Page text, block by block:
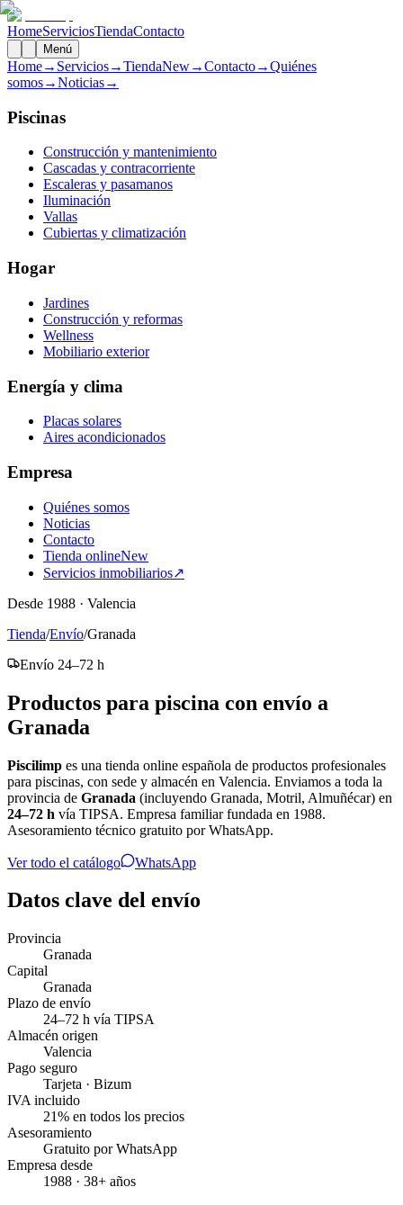
HomeServiciosTiendaContacto
Menú
Home→ Servicios→TiendaNew→Contacto→Quiénes
somos→Noticias→
Piscinas
Construcción y mantenimiento
Cascadas y contracorriente
Escaleras y pasamanos
Iluminación
Vallas
Cubiertas y climatización
Hogar
Jardines
Construcción y reformas
Wellness
Mobiliario exterior
Energía y clima
Placas solares
Aires acondicionados
Empresa
Quiénes somos
Noticias
Contacto
Tienda onlineNew
Servicios inmobiliarios↗
Desde 1988 · Valencia
Tienda/Envío/Granada
Envío 24–72 h
Productos para piscina con envío a
Granada
Piscilimp es una tienda online española de productos profesionales
para piscinas, con sede y almacén en Valencia. Enviamos a toda la
provincia de Granada (incluyendo Granada, Motril, Almuñécar) en
24–72 h vía TIPSA. Empresa familiar fundada en 1988.
Asesoramiento técnico gratuito por WhatsApp.
Ver todo el catálogo WhatsApp
Datos clave del envío
Provincia
Granada
Capital
Granada
Plazo de envío
24–72 h vía TIPSA
Almacén origen
Valencia
Pago seguro
Tarjeta · Bizum
IVA incluido
21% en todos los precios
Asesoramiento
Gratuito por WhatsApp
Empresa desde
1988 · 38+ años